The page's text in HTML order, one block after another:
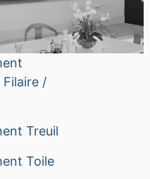
/
Treuil
Toile